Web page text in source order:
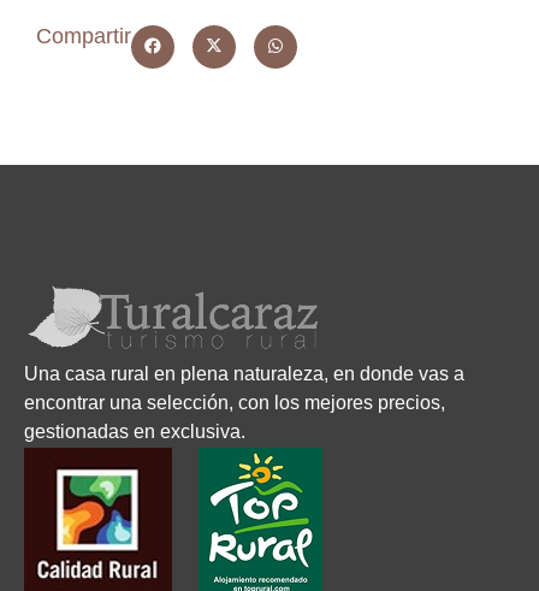
Compartir
Una casa rural en plena naturaleza, en donde vas a
encontrar una selección, con los mejores precios,
gestionadas en exclusiva.